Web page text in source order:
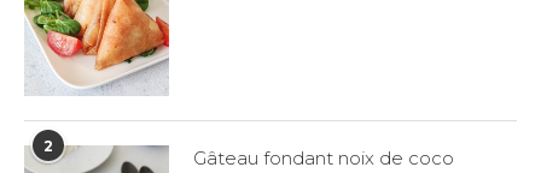
2
Gâteau fondant noix de coco